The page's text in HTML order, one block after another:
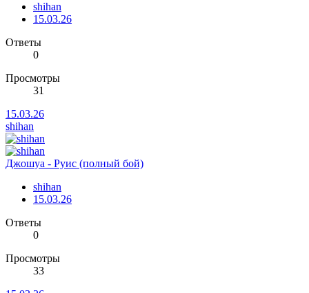
shihan
15.03.26
Ответы
0
Просмотры
31
15.03.26
shihan
Джошуа - Руис (полный бой)
shihan
15.03.26
Ответы
0
Просмотры
33